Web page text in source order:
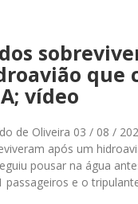
que
vídeo
de Oliveira 03 / 08 /
após um
pousar na água
passageiros e o